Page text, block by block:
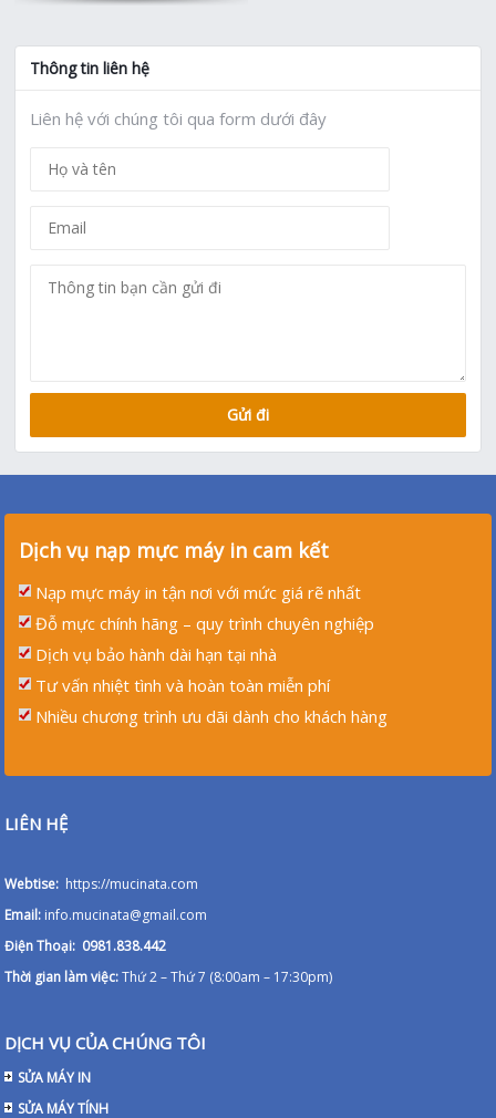
Thông tin liên hệ
Liên hệ với chúng tôi qua form dưới đây
Dịch vụ nạp mực máy in cam kết
Nạp mực máy in tận nơi với mức giá rẽ nhất
Đỗ mực chính hãng – quy trình chuyên nghiệp
Dịch vụ bảo hành dài hạn tại nhà
Tư vấn nhiệt tình và hoàn toàn miễn phí
Nhiều chương trình ưu dãi dành cho khách hàng
LIÊN HỆ
Webtise: https://mucinata.com
Email: info.mucinata@gmail.com
Điện Thoại: 0981.838.442
Thời gian làm việc:Thứ 2 – Thứ 7 (8:00am – 17:30pm)
DỊCH VỤ CỦA CHÚNG TÔI
SỬA MÁY IN
SỬA MÁY TÍNH